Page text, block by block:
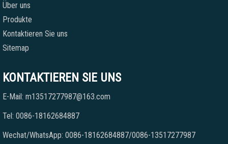
Über uns
Produkte
Kontaktieren Sie uns
Sitemap
KONTAKTIEREN SIE UNS
E-Mail: m13517277987@163.com
Tel: 0086-18162684887
Wechat/WhatsApp: 0086-18162684887/0086-13517277987